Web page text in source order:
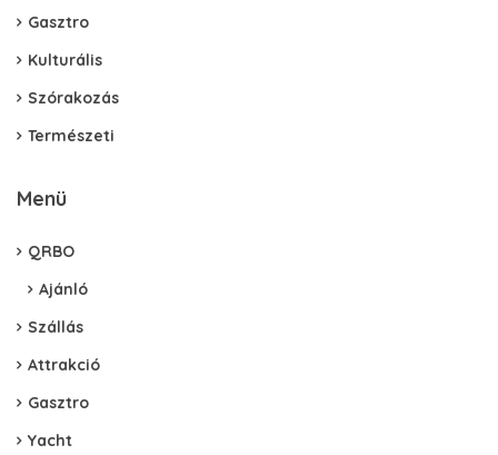
Gasztro
Kulturális
Szórakozás
Természeti
Menü
QRBO
Ajánló
Szállás
Attrakció
Gasztro
Yacht